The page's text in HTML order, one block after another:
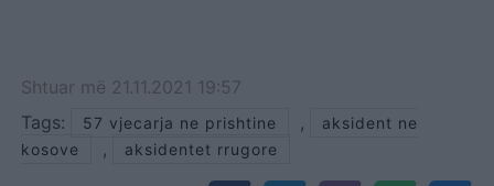
Shtuar më 21.11.2021 19:57
Tags:
57 vjecarja ne prishtine ,
aksident ne
kosove
, aksidentet rrugore